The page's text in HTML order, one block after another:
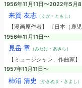
1956年11月11日〜2022年5月8
来賀 友志（くが・ともし）
【漫画原作者】 〔日本（鹿児
1956年11月11日〜
見岳 章（みたけ・あきら）
【ミュージシャン、作曲家
1957年11月11日〜
柿沼 清史 （かきぬま・きよし）